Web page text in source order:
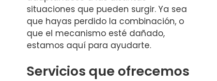
situaciones que pueden surgir. Ya sea
que hayas perdido la combinación, o
que el mecanismo esté dañado,
estamos aquí para ayudarte.
Servicios que ofrecemos